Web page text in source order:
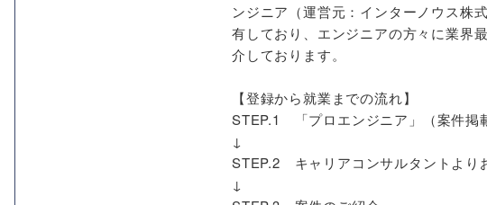
ンジニア（運営元：インターノウス株
有しており、エンジニアの方々に業界
介しております。
【登録から就業までの流れ】
STEP.1 「プロエンジニア」（案件掲
↓
STEP.2 キャリアコンサルタントより
↓